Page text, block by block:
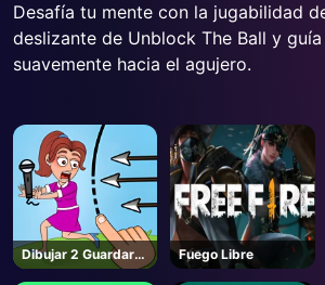
Desafía tu mente con la jugabilidad
deslizante de Unblock The Ball y
suavemente hacia el agujero.
Dibujar 2 Guardar
rompecabezas
Fuego Libre